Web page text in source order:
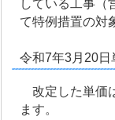
している工事（
て特例措置の対
令和7年3月20日
改定した単価
ます。